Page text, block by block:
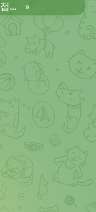
사이트 이용 중 발생하는 오류 또는 접속 불가 현상은 제보 부탁드립니다. 리뉴얼 전의 늑대닷컴을 원하시는 분들은 늑대닷컴2로 이용 바랍니다. 항상 늑대닷컴을 찾아주셔서 감사합니다. 늑대닷컴 주소 https://wfwf436.com 늑대닷컴2 주소 https://wftoon223.com
»